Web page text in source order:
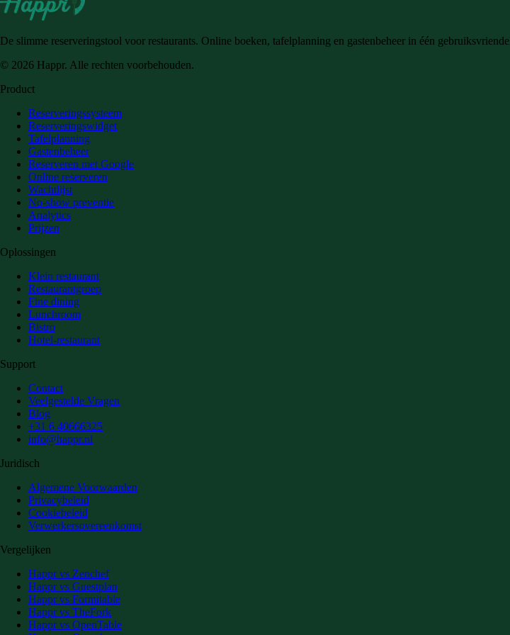
De slimme reserveringstool voor restaurants. Online boeken, tafelplanning en gastenbeheer in één
© 2026 Happr. Alle rechten voorbehouden.
Product
Reserveringssysteem
Reserveringswidget
Tafelplanning
Gastenbeheer
Reserveren met Google
Online reserveren
Wachtlijst
No-show preventie
Analytics
Prijzen
Oplossingen
Klein restaurant
Restaurantgroep
Fine dining
Lunchroom
Bistro
Hotel-restaurant
Support
Contact
Veelgestelde Vragen
Blog
+31 6 40666325
info@happr.nl
Juridisch
Algemene Voorwaarden
Privacybeleid
Cookiebeleid
Verwerkersovereenkomst
Vergelijken
Happr vs Zenchef
Happr vs Guestplan
Happr vs Formitable
Happr vs TheFork
Happr vs OpenTable